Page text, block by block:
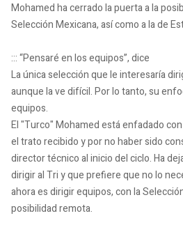
Mohamed ha cerrado la puerta a la
Selección Mexicana, así como a la de
::: “Pensaré en los equipos”, dice
La única selección que le interesaría
aunque la ve difícil. Por lo tanto, su
equipos.
El "Turco" Mohamed está enfadado
el trato recibido y por no haber sido
director técnico al inicio del ciclo. Ha
dirigir al Tri y que prefiere que no lo
ahora es dirigir equipos, con la
posibilidad remota.